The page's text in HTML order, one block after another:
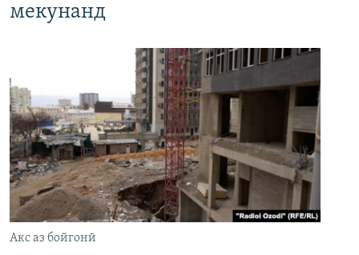
мекунанд
Акс аз бойгонӣ